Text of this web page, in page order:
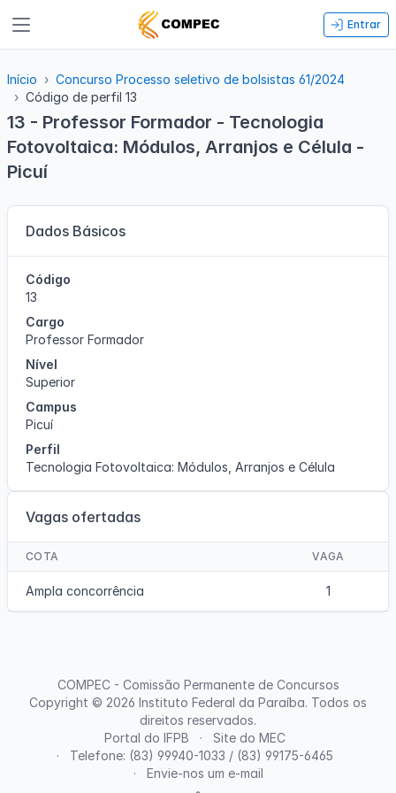
Entrar
Início
Concurso Processo seletivo de bolsistas 61/2024
Código de perfil 13
13 - Professor Formador - Tecnologia
Fotovoltaica: Módulos, Arranjos e Célula -
Picuí
Dados Básicos
Código
13
Cargo
Professor Formador
Nível
Superior
Campus
Picuí
Perfil
Tecnologia Fotovoltaica: Módulos, Arranjos e Célula
Vagas ofertadas
COTA VAGA
Ampla concorrência 1
Portal do IFPB
Site do MEC
Telefone: (83) 99940-1033 / (83) 99175-6465
Envie-nos um e-mail
COMPEC - Comissão Permanente de Concursos
Copyright © 2026 Instituto Federal da Paraíba. Todos os
direitos reservados.